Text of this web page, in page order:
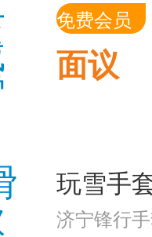
免费会员
面议
济宁锋行